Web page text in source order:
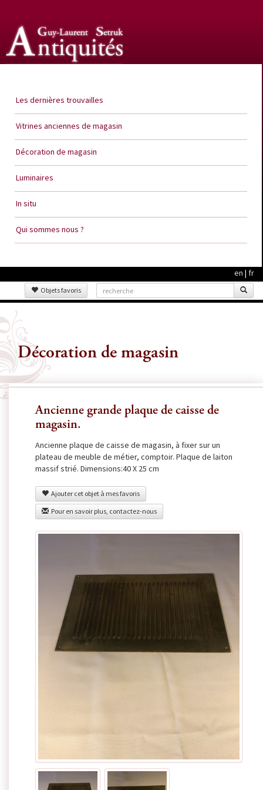
Les dernières trouvailles
Vitrines anciennes de magasin
Décoration de magasin
Luminaires
In situ
Qui sommes nous ?
en | fr
Objets favoris
Décoration de magasin
Ancienne grande plaque de caisse de
magasin.
Ancienne plaque de caisse de magasin, à fixer sur un
plateau de meuble de métier, comptoir. Plaque de laiton
massif strié. Dimensions:40 X 25 cm
Ajouter cet objet à mes favoris
Pour en savoir plus, contactez-nous